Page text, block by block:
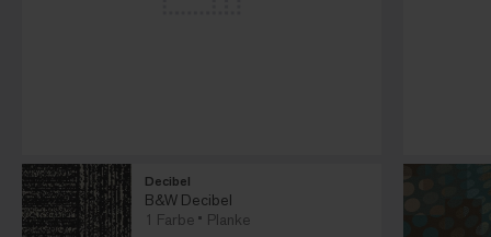
Decibel
B&W Decibel
1 Farbe
Planke